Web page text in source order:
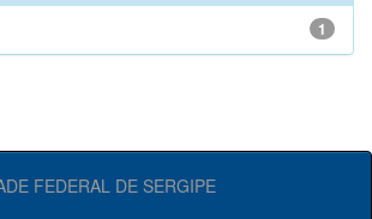
1
FEDERAL DE SERGIPE